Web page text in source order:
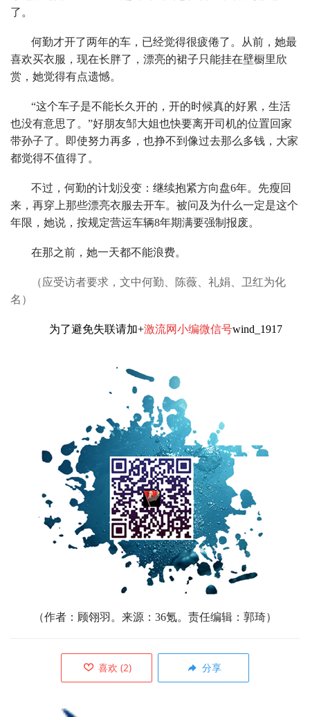
了。
何勤才开了两年的车，已经觉得很疲倦了。从前，她最
喜欢买衣服，现在长胖了，漂亮的裙子只能挂在壁橱里欣
赏，她觉得有点遗憾。
“这个车子是不能长久开的，开的时候真的好累，生活
也没有意思了。”好朋友邹大姐也快要离开司机的位置回家
带孙子了。即使努力再多，也挣不到像过去那么多钱，大家
都觉得不值得了。
不过，何勤的计划没变：继续抱紧方向盘6年。先瘦回
来，再穿上那些漂亮衣服去开车。被问及为什么一定是这个
年限，她说，按规定营运车辆8年期满要强制报废。
在那之前，她一天都不能浪费。
（应受访者要求，文中何勤、陈薇、礼娟、卫红为化
名）
为了避免失联请加+激流网小编微信号wind_1917
（作者： 顾翎羽。来源：36氪。责任编辑：郭琦）
喜欢 (2) 分享